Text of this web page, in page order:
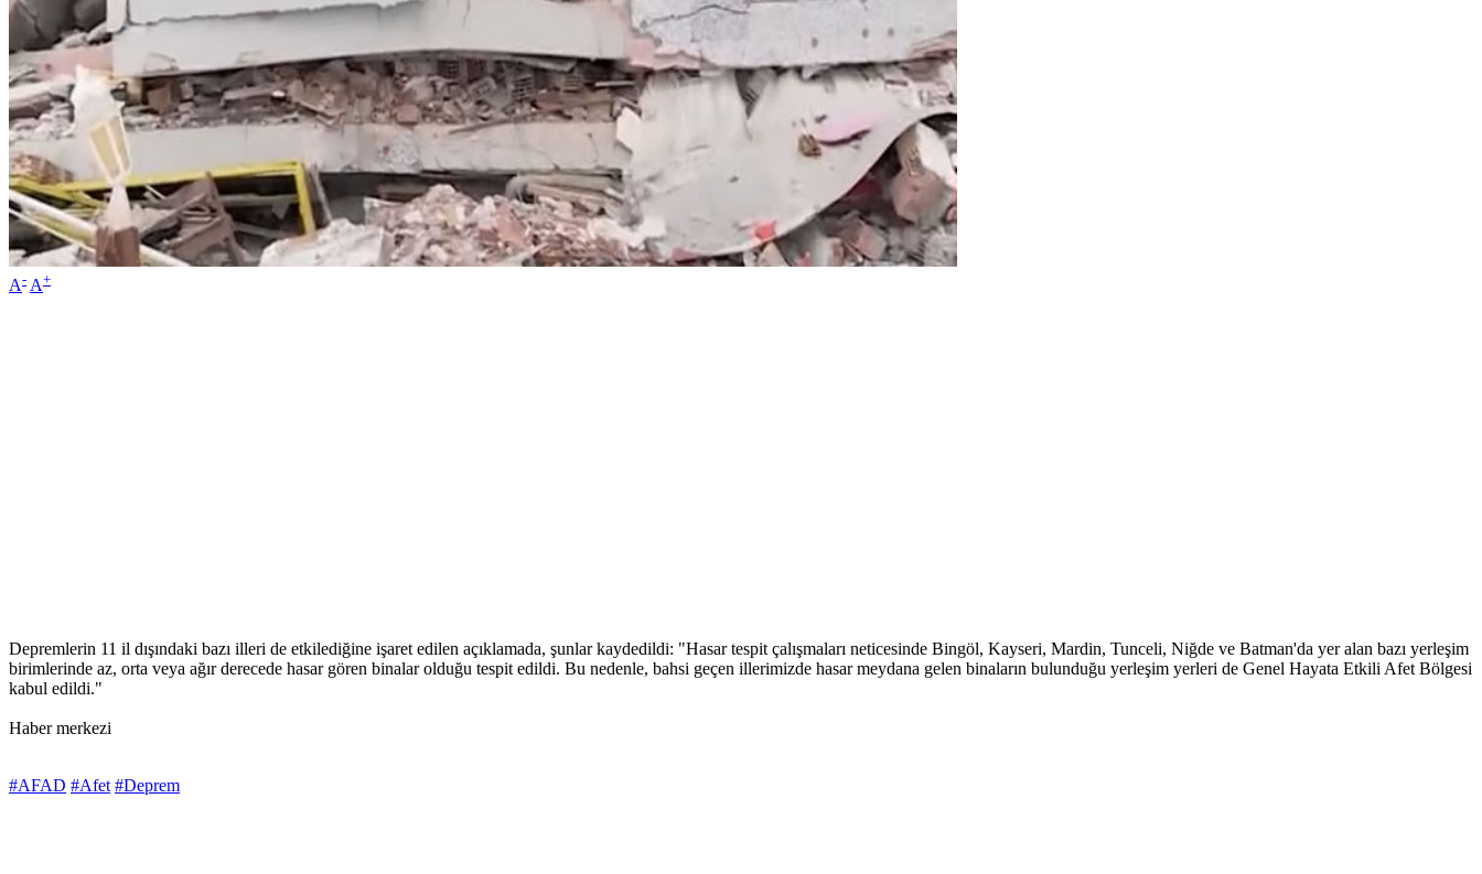
A- A+
Depremlerin 11 il dışındaki bazı illeri de etkilediğine işaret edilen açıklamada, şunlar kaydedildi: "Hasar tespit çalışmaları neticesinde Bingöl, Kayseri, Mardin, Tunceli, Niğde ve Batman'da yer alan bazı yerleşim
birimlerinde az, orta veya ağır derecede hasar gören binalar olduğu tespit edildi. Bu nedenle, bahsi geçen illerimizde hasar meydana gelen binaların bulunduğu yerleşim yerleri de Genel Hayata Etkili Afet Bölgesi
kabul edildi."
Haber merkezi
#AFAD #Afet #Deprem